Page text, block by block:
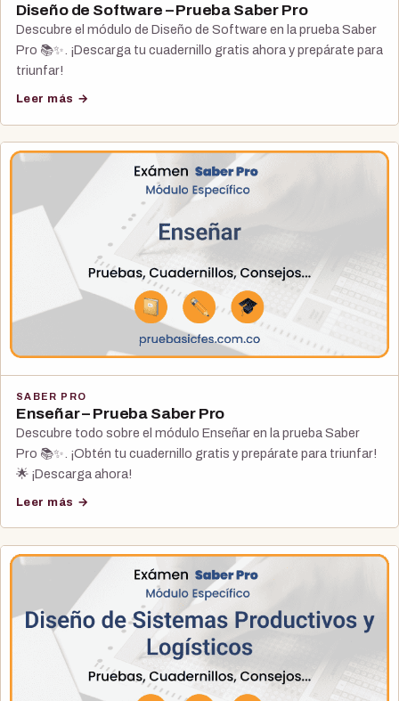
Diseño de Software – Prueba Saber Pro
Descubre el módulo de Diseño de Software en la prueba Saber
Pro 📚✨. ¡Descarga tu cuadernillo gratis ahora y prepárate para
triunfar!
Leer más →
SABER PRO
Enseñar – Prueba Saber Pro
Descubre todo sobre el módulo Enseñar en la prueba Saber
Pro 📚✨. ¡Obtén tu cuadernillo gratis y prepárate para triunfar!
🌟 ¡Descarga ahora!
Leer más →